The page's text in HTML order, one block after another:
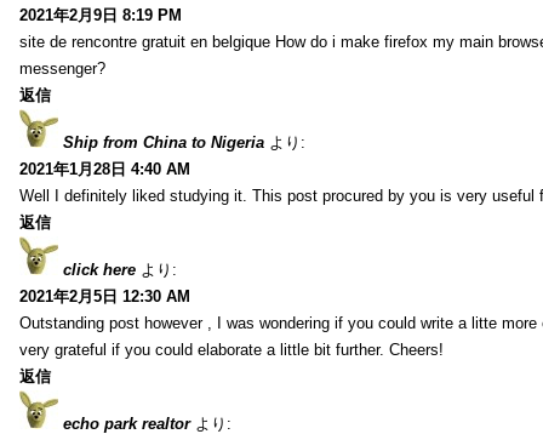
2021年2月9日 8:19 PM
site de rencontre gratuit en belgique How do i make firefox my main
messenger?
返信
Ship from China to Nigeria より:
2021年1月28日 4:40 AM
Well I definitely liked studying it. This post procured by you is very useful
返信
click here より:
2021年2月5日 12:30 AM
Outstanding post however , I was wondering if you could write a litte
very grateful if you could elaborate a little bit further. Cheers!
返信
echo park realtor より: